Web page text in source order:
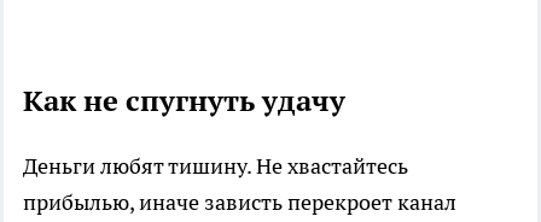
Как не спугнуть удачу
Деньги любят тишину. Не хвастайтесь
прибылью, иначе зависть перекроет канал